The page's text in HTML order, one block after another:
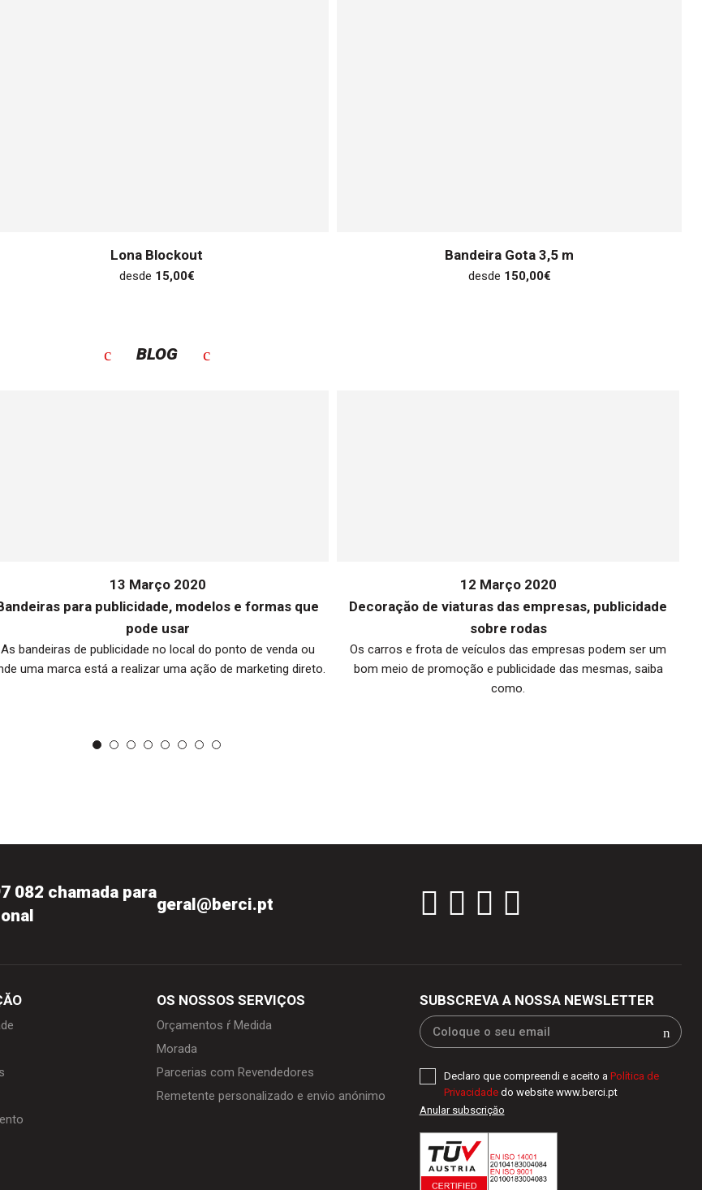
Lona Blockout
desde 15,00€
Bandeira Gota 3,5 m
desde 150,00€
BLOG
13 Março 2020
para publicidade, modelos e formas que
pode usar
As bandeiras de publicidade no local do ponto de venda ou
uma marca está a realizar uma ação de marketing direto.
12 Março 2020
Decoraçăo de viaturas das empresas, publicidade
sobre rodas
Os carros e frota de veículos das empresas podem ser um
bom meio de promoção e publicidade das mesmas, saiba
como.
082 chamada para
geral@berci.pt
OS NOSSOS SERVIÇOS
Orçamentos ŕ Medida
Morada
Parcerias com Revendedores
Remetente personalizado e envio anónimo
SUBSCREVA A NOSSA NEWSLETTER
Declaro que compreendi e aceito a Política de
Privacidadedo website www.berci.pt
Anular subscriçăo